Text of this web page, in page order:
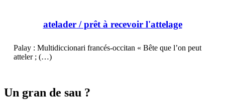
atelader/ prêt à recevoir l'attelage
Palay : Multidiccionari francés-occitan « Bête que l’on peut
atteler ; (…)
Un gran de sau ?